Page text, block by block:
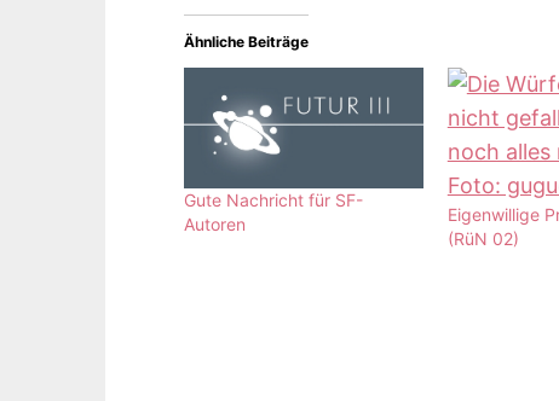
Ähnliche Beiträge
Gute Nachricht für SF-
Autoren
Eigenwillige
(RüN 02)